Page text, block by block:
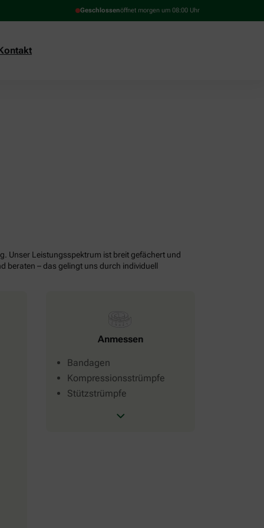
Geschlossenöffnet morgen um 08:00 Uhr
Unser Leistungsspektrum ist breit gefächert und
beraten – das gelingt uns durch individuell
Anmessen
Bandagen
Kompressionsstrümpfe
Stützstrümpfe